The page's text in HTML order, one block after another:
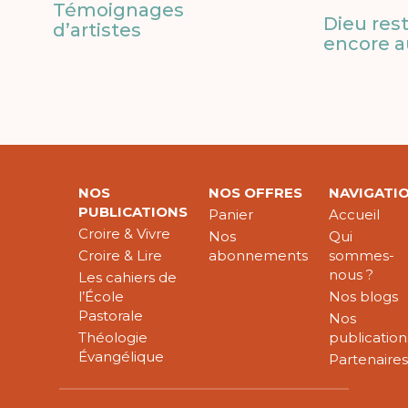
Témoignages
d’artistes
Dieu
encore
NOS
PUBLICATIONS
Croire & Vivre
Croire & Lire
Les cahiers de
l’École
Pastorale
Théologie
Évangélique
NOS OFFRES
Panier
Nos
abonnements
Accueil
Qui
sommes-
nous ?
Nos blogs
Nos
Partenaires